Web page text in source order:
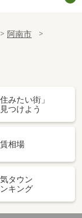
阿南市
住みたい街」
つけよう
相場
タウン
キング